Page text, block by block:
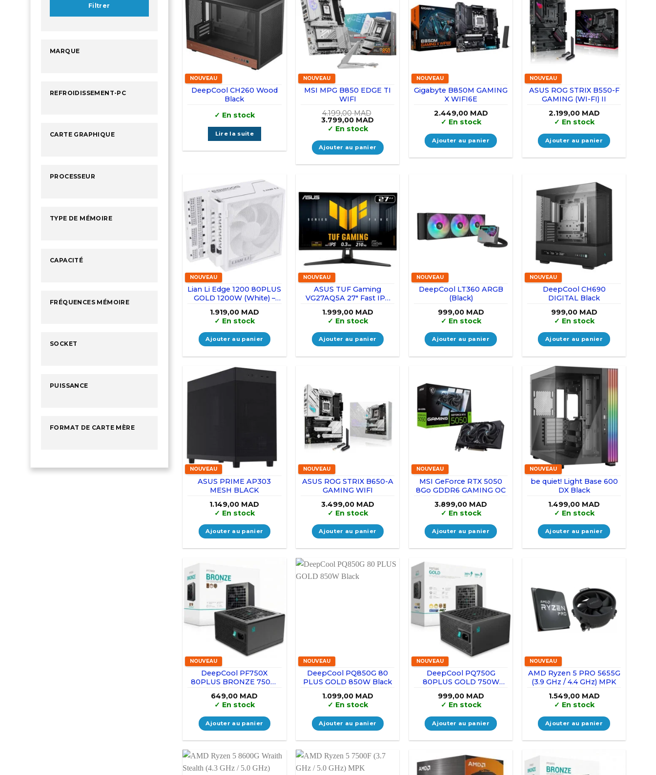
Filtrer
MARQUE
REFROIDISSEMENT-PC
CARTE GRAPHIQUE
PROCESSEUR
TYPE DE MÉMOIRE
CAPACITÉ
FRÉQUENCES MÉMOIRE
SOCKET
PUISSANCE
FORMAT DE CARTE MÈRE
NOUVEAU
DeepCool CH260 Wood
Black
✓ En stock
Lire la suite
NOUVEAU
MSI MPG B850 EDGE TI
WIFI
4.199,00MAD
Le
prix
initial
était :
4.199,00 MAD.
3.799,00 MAD
est :
3.799,00 MAD.
✓ En stock
Ajouter au panier
NOUVEAU
Gigabyte B850M GAMING
X WIFI6E
2.449,00 MAD
✓ En stock
Ajouter au panier
NOUVEAU
ASUS ROG STRIX B550-F
GAMING (WI-FI) II
2.199,00 MAD
✓ En stock
Ajouter au panier
NOUVEAU
Lian Li Edge 1200 80PLUS
GOLD 1200W (White) –
1.919,00 MAD
✓ En stock
Ajouter au panier
NOUVEAU
ASUS TUF Gaming
VG27AQ5A 27″ Fast IPS
1.999,00 MAD
✓ En stock
Ajouter au panier
NOUVEAU
DeepCool LT360 ARGB
(Black)
999,00 MAD
✓ En stock
Ajouter au panier
NOUVEAU
DeepCool CH690
DIGITAL Black
999,00 MAD
✓ En stock
Ajouter au panier
NOUVEAU
ASUS PRIME AP303
MESH BLACK
1.149,00 MAD
✓ En stock
Ajouter au panier
NOUVEAU
ASUS ROG STRIX B650-A
GAMING WIFI
3.499,00 MAD
✓ En stock
Ajouter au panier
NOUVEAU
MSI GeForce RTX 5050
8Go GDDR6 GAMING OC
3.899,00 MAD
✓ En stock
Ajouter au panier
NOUVEAU
be quiet! Light Base 600
DX Black
1.499,00 MAD
✓ En stock
Ajouter au panier
NOUVEAU
DeepCool PF750X
80PLUS BRONZE 750W
649,00 MAD
✓ En stock
Ajouter au panier
NOUVEAU
DeepCool PQ850G 80
PLUS GOLD 850W Black
1.099,00 MAD
✓ En stock
Ajouter au panier
NOUVEAU
DeepCool PQ750G
80PLUS GOLD 750W
999,00 MAD
✓ En stock
Ajouter au panier
NOUVEAU
AMD Ryzen 5 PRO 5655G
(3.9 GHz / 4.4 GHz) MPK
1.549,00 MAD
✓ En stock
Ajouter au panier